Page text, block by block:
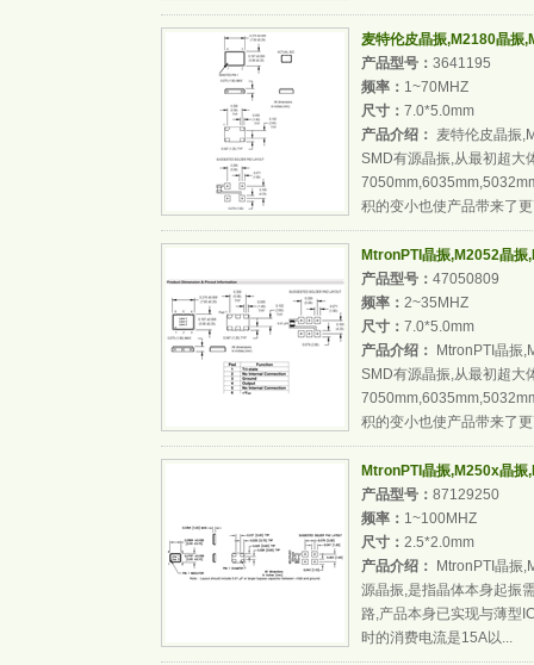
麦特伦皮晶振,M2180晶振
产品型号： 3641195
频率： 1~70MHZ
尺寸： 7.0*5.0mm
产品介绍： 麦特伦皮晶振
SMD有源晶振,从最初超大
积的变小也使产品带来了
MtronPTI晶振,M2052晶
产品型号： 47050809
频率： 2~35MHZ
尺寸： 7.0*5.0mm
产品介绍：
MtronPTI晶振
SMD有源晶振,从最初超大
积的变小也使产品带来了
MtronPTI晶振,M250x晶
产品型号： 87129250
频率： 1~100MHZ
尺寸： 2.5*2.0mm
产品介绍：
MtronPTI晶振
源晶振,是指晶体本身起振
路,产品本身已实现与薄型
时的消费电流是15A以...